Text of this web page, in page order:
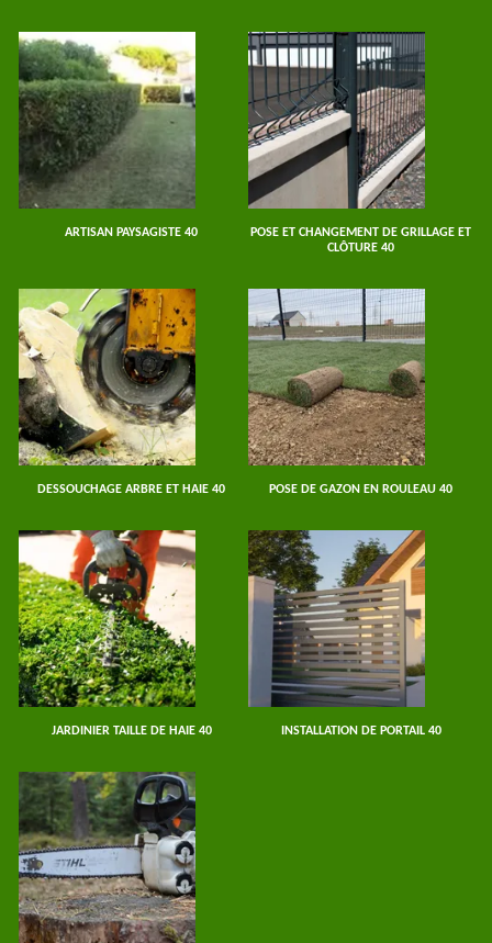
ARTISAN PAYSAGISTE 40
POSE ET CHANGEMENT DE GRILLAGE ET
CLÔTURE 40
DESSOUCHAGE ARBRE ET HAIE 40 POSE DE GAZON EN ROULEAU 40
JARDINIER TAILLE DE HAIE 40 INSTALLATION DE PORTAIL 40